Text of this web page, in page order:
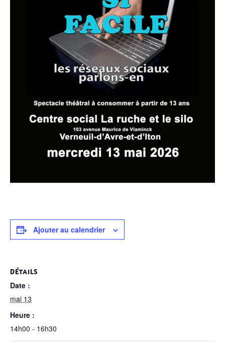
Ajouter au calendrier
DÉTAILS
Date :
mai 13
Heure :
14h00 - 16h30